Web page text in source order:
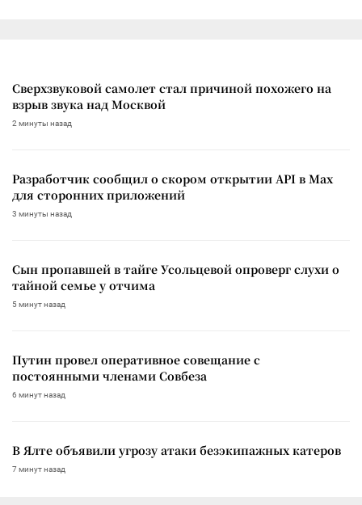
Сверхзвуковой самолет стал причиной похожего на
взрыв звука над Москвой
2 минуты назад
Разработчик сообщил о скором открытии API в Max
для сторонних приложений
3 минуты назад
Сын пропавшей в тайге Усольцевой опроверг слухи о
тайной семье у отчима
5 минут назад
Путин провел оперативное совещание с
постоянными членами Совбеза
6 минут назад
В Ялте объявили угрозу атаки безэкипажных катеров
7 минут назад